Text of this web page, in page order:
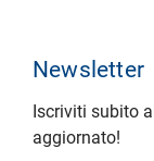
Newsletter
Iscriviti subito
aggiornato!